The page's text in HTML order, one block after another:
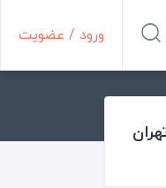
ورود / عضویت